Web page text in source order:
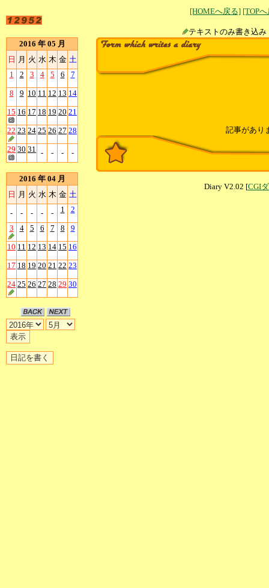
[HOMEへ戻る] [TOP
テキストのみ書
2016 年 05 月
日 月 火 水 木 金 土
1
2 3 4 5 6 7
8 9 10 11 12 13 14
15 16 17 18 19 20 21
22 23 24 25 26 27 28
29 30 31 - - - -
2016 年 04 月
日 月 火 水 木 金 土
- - - - - 1 2
3 4 5 6 7 8 9
10 11 12 13 14 15 16
17 18 19 20 21 22 23
24 25 26 27 28 29 30
記事があり
Diary V2.02 [CGI